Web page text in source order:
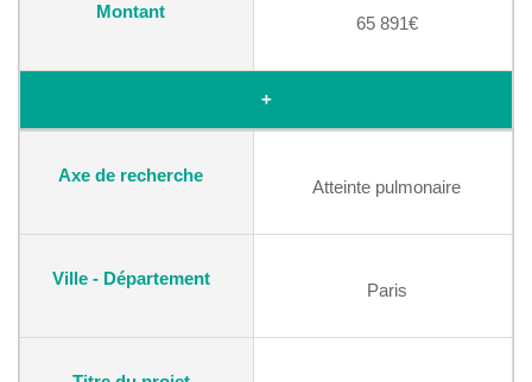
65 891€
+
Atteinte pulmonaire
Paris